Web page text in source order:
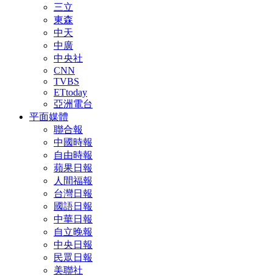
三立
東森
中天
中廣
中央社
CNN
TVBS
ETtoday
亞洲電台
平面媒體
聯合報
中國時報
自由時報
蘋果日報
人間福報
台灣日報
國語日報
中華日報
自立晚報
中央日報
民眾日報
美聯社